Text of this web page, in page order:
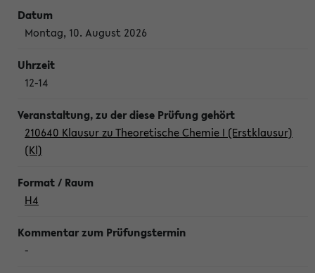
Montag, 10. August 2026
12-14
210640 Klausur zu Theoretische Chemie I (Erstklausur)
(Kl)
H4
-